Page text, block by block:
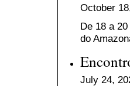
October
De 18 a
do
July 24,